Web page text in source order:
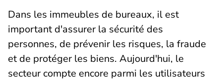
Dans les immeubles de bureaux, il est
important d'assurer la sécurité des
personnes, de prévenir les risques, la fraude
et de protéger les biens. Aujourd'hui, le
secteur compte encore parmi les utilisateurs